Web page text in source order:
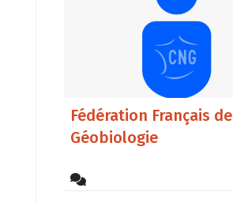
Fédération Français de
Géobiologie